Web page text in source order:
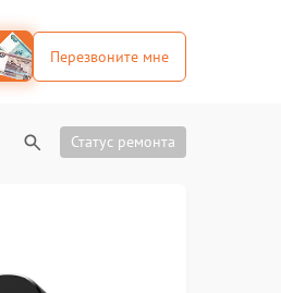
Перезвоните мне
Статус ремонта